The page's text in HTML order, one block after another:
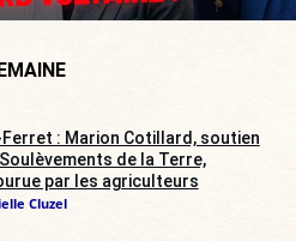
: Marion Cotillard, soutien
de la Terre,
par les agriculteurs
Cluzel